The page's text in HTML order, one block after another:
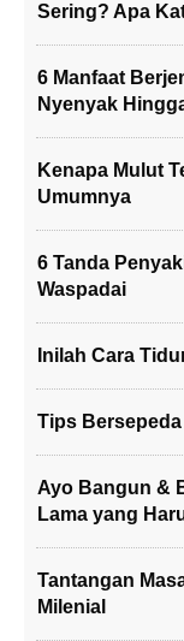
Sering? Apa
6 Manfaat
Nyenyak
Kenapa Mulut
Umumnya
6 Tanda
Waspadai
Inilah Cara
Tips
Ayo Bangun &
Lama yang
Tantangan
Milenial